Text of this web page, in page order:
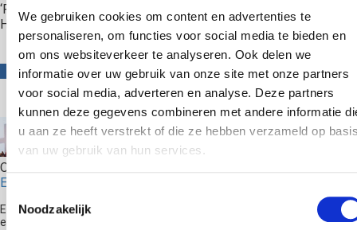
We gebruiken cookies om content en advertenties te
personaliseren, om functies voor social media te bieden en
om ons websiteverkeer te analyseren. Ook delen we
informatie over uw gebruik van onze site met onze partners
voor social media, adverteren en analyse. Deze partners
kunnen deze gegevens combineren met andere informatie
u aan ze heeft verstrekt of die ze hebben verzameld op
van uw gebruik van hun services.
Noodzakelijk
‘Ruim eerst je eigen traumaatjes eens op’ zou het mogen zijn.
Heb ik net ook weer gedaan met deze post😉
Over de schrijver
Edwin Selij
Edwin Selij is eigenaar en oprichter van Hypnose Instituut Nederland
en geeft trainingen in Hypnose. Hij is auteur van de boeken 'Je hebt